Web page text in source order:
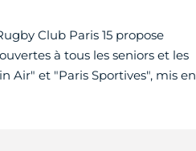
Club Paris 15 propose
à tous les seniors et les
Air" et "Paris Sportives", mis en